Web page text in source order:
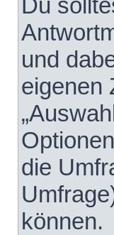
Du
und
eigenen
die
können.